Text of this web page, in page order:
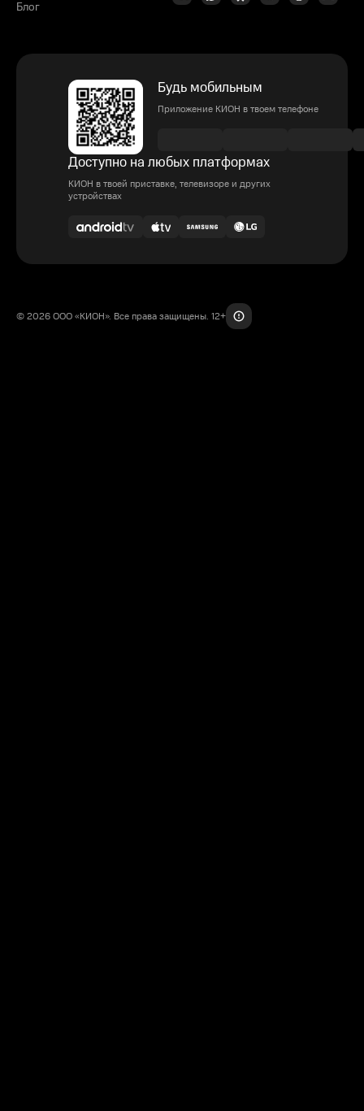
Блог
Будь мобильным
Приложение КИОН в твоем телефоне
Доступно на любых платформах
КИОН в твоей приставке, телевизоре и других
устройствах
© 2026 ООО «КИОН». Все права защищены. 12+